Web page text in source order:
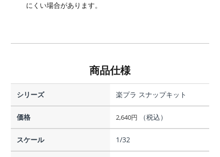
にくい場合があります。
商品仕様
シリーズ 楽プラ スナップキット
価格 2,640円 （税込）
スケール 1/32